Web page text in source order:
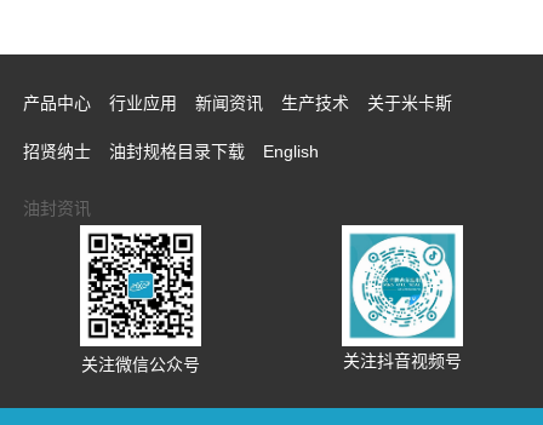
产品中心 行业应用 新闻资讯 生产技术 关于米卡斯
招贤纳士 油封规格目录下载 English
油封资讯
关注微信公众号 关注抖音视频号